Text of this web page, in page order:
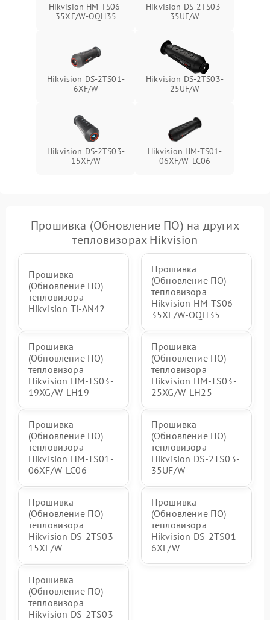
Hikvision HM-TS06-
35XF/W-OQH35
Hikvision DS-2TS03-
35UF/W
Hikvision DS-2TS01-
6XF/W
Hikvision DS-2TS03-
25UF/W
Hikvision DS-2TS03-
15XF/W
Hikvision HM-TS01-
06XF/W-LC06
Прошивка (Обновление ПО) на других
тепловизорах Hikvision
Прошивка
(Обновление ПО)
тепловизора
Hikvision Ti-AN42
Прошивка
(Обновление ПО)
тепловизора
Hikvision HM-TS06-
35XF/W-OQH35
Прошивка
(Обновление ПО)
тепловизора
Hikvision HM-TS03-
19XG/W-LH19
Прошивка
(Обновление ПО)
тепловизора
Hikvision HM-TS03-
25XG/W-LH25
Прошивка
(Обновление ПО)
тепловизора
Hikvision HM-TS01-
06XF/W-LC06
Прошивка
(Обновление ПО)
тепловизора
Hikvision DS-2TS03-
35UF/W
Прошивка
(Обновление ПО)
тепловизора
Hikvision DS-2TS03-
15XF/W
Прошивка
(Обновление ПО)
тепловизора
Hikvision DS-2TS01-
6XF/W
Прошивка
(Обновление ПО)
тепловизора
Hikvision DS-2TS03-